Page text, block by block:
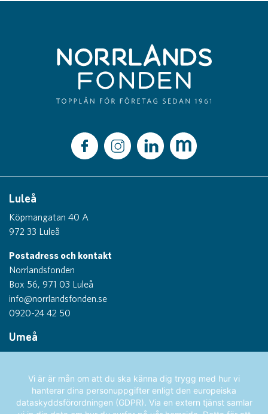
Luleå
Köpmangatan 40 A
972 33 Luleå
Postadress och kontakt
Norrlandsfonden
Box 56, 971 03 Luleå
info@norrlandsfonden.se
0920-24 42 50
Umeå
Thulegatan 1
Sundsvall
Vi är är mån om att du ska känna dig trygg med hur vi
hanterar dina personuppgifter enligt den europeiska
dataskyddsförordningen (GDPR). Via en extern tjänst samlar